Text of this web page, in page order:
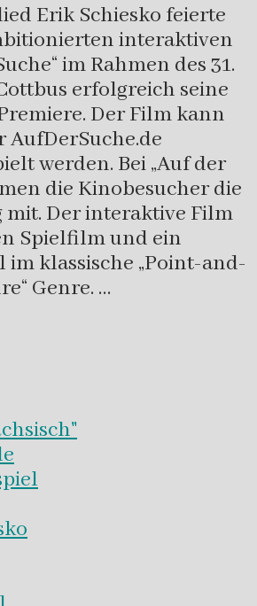
Erik Schiesko feierte
interaktiven
im Rahmen des 31.
erfolgreich seine
Der Film kann
AufDerSuche.de
werden. Bei „Auf der
die Kinobesucher die
Der interaktive Film
Spielfilm und ein
klassische „Point-and-
Genre. …